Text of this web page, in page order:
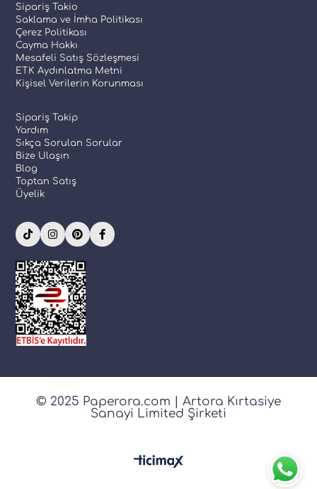
Sipariş Takio
Saklama ve İmha Politikası
Çerez Politikası
Cayma Hakkı
Mesafeli Satış Sözleşmesi
ETK Aydınlatma Metni
Kişisel Verilerin Korunması
Sipariş Takip
Yardım
Sıkça Sorulan Sorular
Bize Ulaşın
Blog
Toptan Satış
Üyelik
© 2025 Paperora.com | Artora Kırtasiye
Sanayi Limited Şirketi